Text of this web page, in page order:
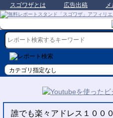
スゴワザとは 広告出稿
誰でも楽々アドレス１００